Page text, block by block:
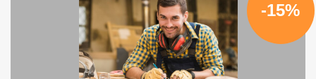
-15%